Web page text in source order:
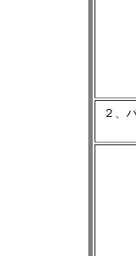
２、